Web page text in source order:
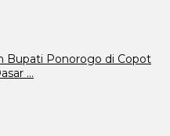
Bupati Ponorogo di Copot
…